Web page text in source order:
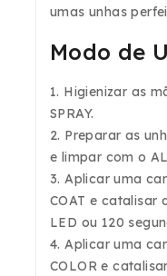
umas unhas
Modo de
1. Higienizar as
SPRAY.
2. Preparar as
e limpar com o
3. Aplicar uma
COAT e catalisar
LED ou 120
4. Aplicar uma
COLOR e